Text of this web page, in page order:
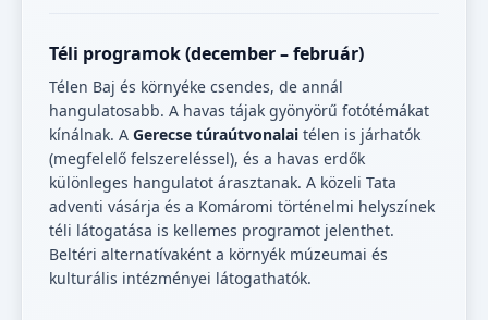
Téli programok (december – február)
Télen Baj és környéke csendes, de annál
hangulatosabb. A havas tájak gyönyörű fotótémákat
kínálnak. A Gerecse túraútvonalai télen is járhatók
(megfelelő felszereléssel), és a havas erdők
különleges hangulatot árasztanak. A közeli Tata
adventi vásárja és a Komáromi történelmi helyszínek
téli látogatása is kellemes programot jelenthet.
Beltéri alternatívaként a környék múzeumai és
kulturális intézményei látogathatók.